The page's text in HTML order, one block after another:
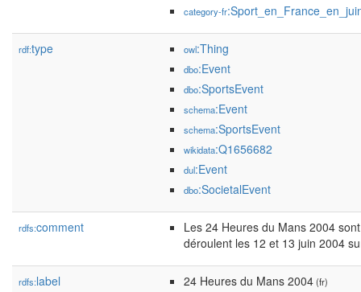
category-fr
rdf:type owl:Thing
dbo:Event
dbo:SportsEvent
schema:Event
schema:SportsEvent
wikidata:Q1656682
dul:Event
dbo:SocietalEvent
rdfs:comment
Les 24 Heures du Mans 2004
déroulent les 12 et 13 juin 2004
rdfs:label 24 Heures du Mans 2004(fr)